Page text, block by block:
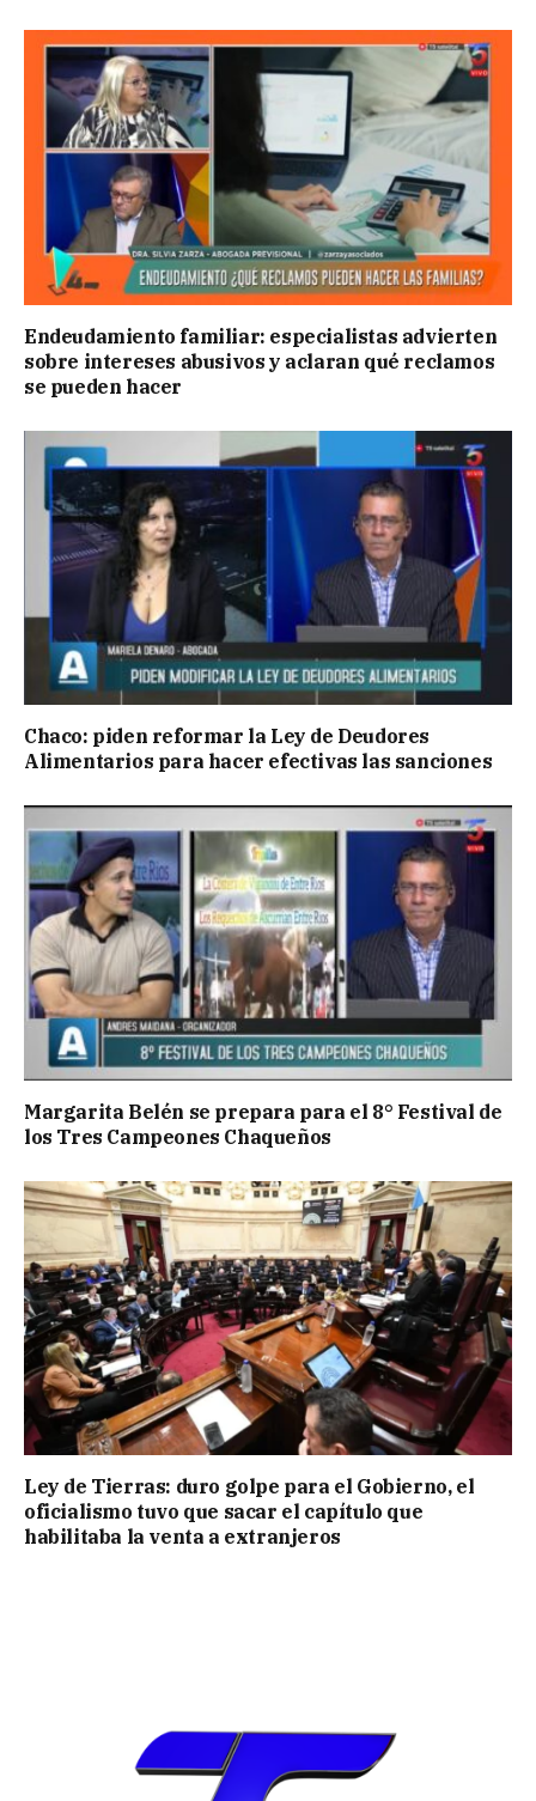
Endeudamiento familiar: especialistas advierten
sobre intereses abusivos y aclaran qué reclamos
se pueden hacer
Chaco: piden reformar la Ley de Deudores
Alimentarios para hacer efectivas las sanciones
Margarita Belén se prepara para el 8° Festival de
los Tres Campeones Chaqueños
Ley de Tierras: duro golpe para el Gobierno, el
oficialismo tuvo que sacar el capítulo que
habilitaba la venta a extranjeros